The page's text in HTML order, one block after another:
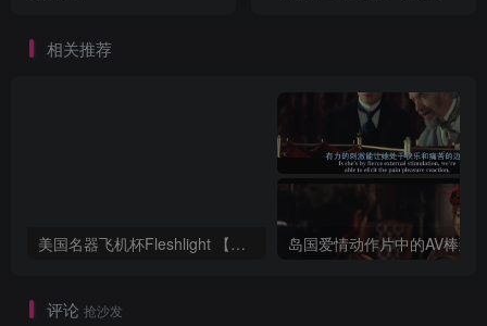
相关推荐
美国名器飞机杯Fleshlight 【Quickshot-Vantage 双头飞机杯】完全评测
评论 抢沙发